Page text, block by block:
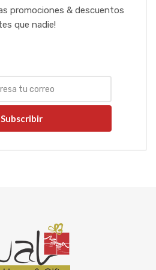
promociones & descuentos
que nadie!
Subscribir